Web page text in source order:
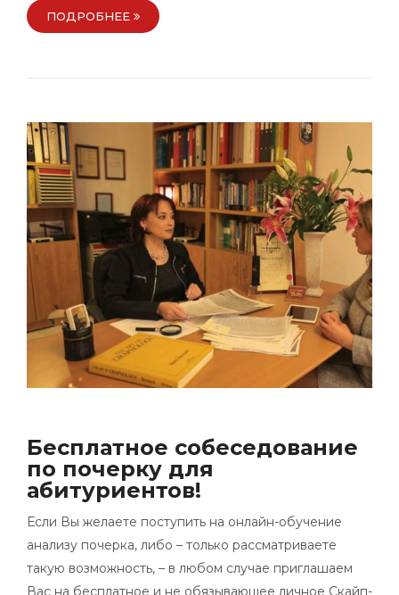
ПОДРОБНЕЕ
Бесплатное собеседование
по почерку для
абитуриентов!
Если Вы желаете поступить на онлайн-обучение
анализу почерка, либо – только рассматриваете
такую возможность, – в любом случае приглашаем
Вас на бесплатное и не обязывающее личное Скайп-